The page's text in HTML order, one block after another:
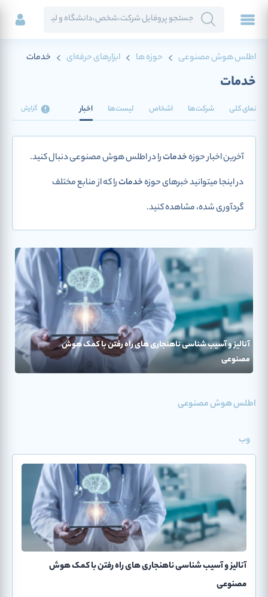
اطلس هوش مصنوعی حوزه ها ابزارهای حرفه‌ای خدمات
خدمات
نمای کلی شرکت‌ها اشخاص لیست‌ها اخبار گزارش
آخرین اخبار حوزهخدماترا در اطلس هوش مصنوعی دنبال کنید.
در اینجا میتوانید خبرهای حوزهخدماترا که از منابع مختلف
گردآوری شده، مشاهده کنید.
آنالیز و آسیب شناسی ناهنجاری های راه رفتن با کمک هوش
مصنوعی
اطلس هوش مصنوعی
وب
آنالیز و آسیب شناسی ناهنجاری های راه رفتن با کمک هوش
مصنوعی